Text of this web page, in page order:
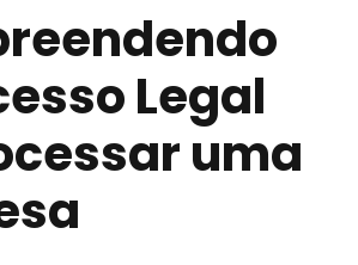
Legal
uma